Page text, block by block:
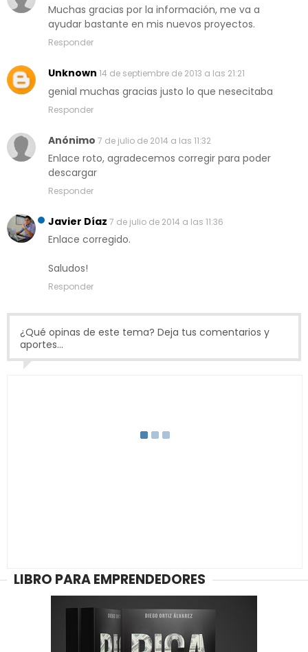
Muchas gracias por la información, me va a
ayudar bastante en mis nuevos proyectos.
Responder
Unknown 14 de septiembre de 2013 a las 21:21
genial muchas gracias justo lo que nesecitaba
Responder
Anónimo 7 de julio de 2014 a las 11:32
Enlace roto, agradecemos corregir para poder
descargar
Responder
Javier Díaz 7 de julio de 2014 a las 11:36
Enlace corregido.
Saludos!
Responder
¿Qué opinas de este tema? Deja tus comentarios y
aportes...
LIBRO PARA EMPRENDEDORES